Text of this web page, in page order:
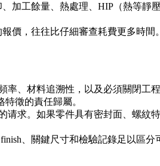
、加工餘量、熱處理、HIP（熱等靜
價，往往比仔細審查耗費更多時間
、材料追溯性，以及必須關閉工程
徵的責任歸屬。
请求。如果零件具有密封面、螺紋
、關鍵尺寸和檢驗記錄足以區分